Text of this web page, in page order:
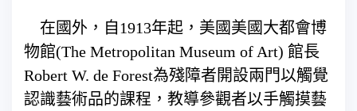
在國外，自1913年起，美國美國大都會博
物館(The Metropolitan Museum of Art) 館長
Robert W. de Forest為殘障者開設兩門以觸覺
認識藝術品的課程，教導參觀者以手觸摸藝